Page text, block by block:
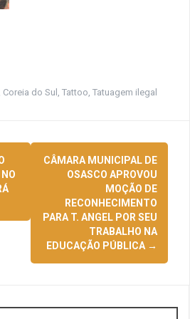
Coreia do Sul Tattoo Tatuagem ilegal
CÂMARA MUNICIPAL DE
OSASCO APROVOU
MOÇÃO DE
RECONHECIMENTO
PARA T. ANGEL POR SEU
TRABALHO NA
EDUCAÇÃO PÚBLICA →